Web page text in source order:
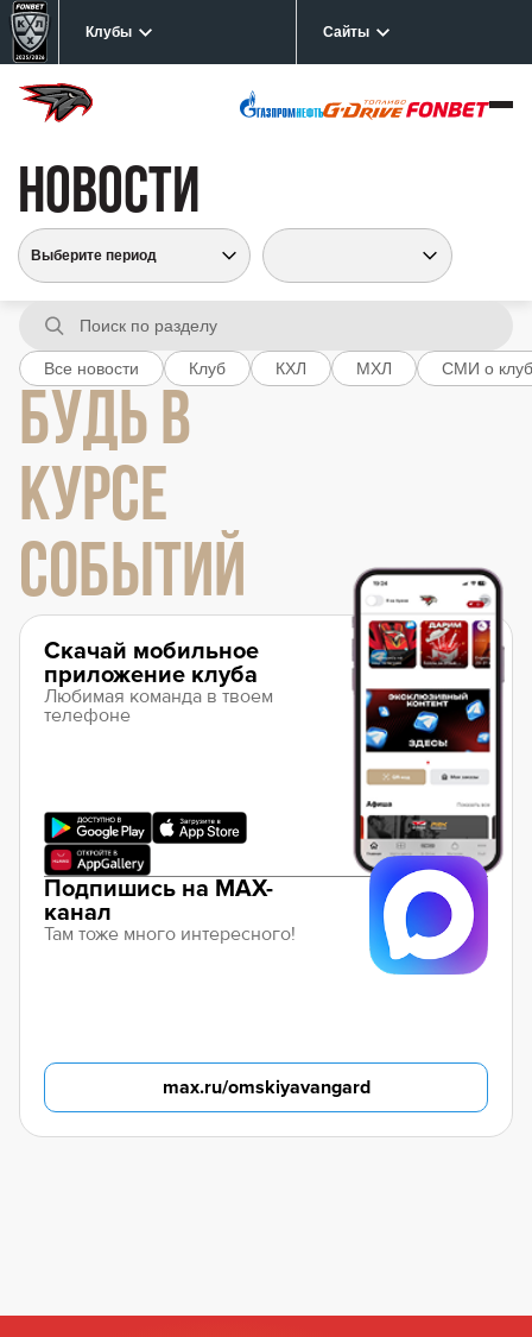
Клубы Сайты
НОВОСТИ
Все новости Клуб КХЛ МХЛ СМИ о
БУДЬ В
КУРСЕ
СОБЫТИЙ
Скачай мобильное
приложение клуба
Любимая команда в твоем
телефоне
Подпишись на MAX-
канал
Там тоже много интересного!
max.ru/omskiyavangard